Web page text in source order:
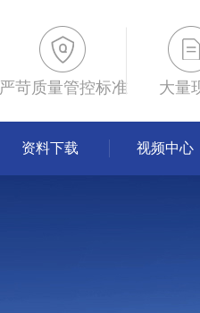
严苛质量管控标准 大量
资料下载 视频中心